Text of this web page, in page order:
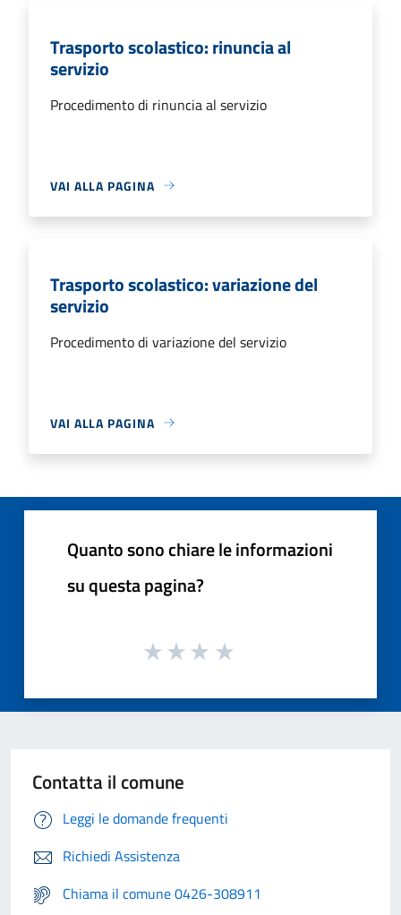
Trasporto scolastico: rinuncia al
servizio
Procedimento di rinuncia al servizio
VAI ALLA PAGINA
Trasporto scolastico: variazione del
servizio
Procedimento di variazione del servizio
VAI ALLA PAGINA
Quanto sono chiare le informazioni
su questa pagina?
Contatta il comune
Leggi le domande frequenti
Richiedi Assistenza
Chiama il comune 0426-308911